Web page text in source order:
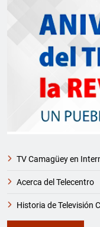
TV Camagüey en
Acerca del Telecentro
Historia de Televisión